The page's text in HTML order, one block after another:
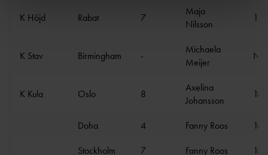
K Höjd Rabat 7
Maja
Nilsson
K Stav Birmingham -
Michaela
Meijer
NM
K Kula Oslo 8
Axelina
Johansson
Doha 4 Fanny Roos
Stockholm
7 Fanny Roos